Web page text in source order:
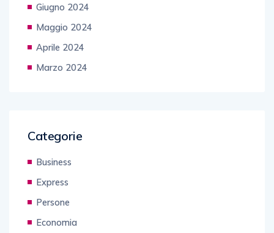
Giugno 2024
Maggio 2024
Aprile 2024
Marzo 2024
Categorie
Business
Express
Persone
Economia